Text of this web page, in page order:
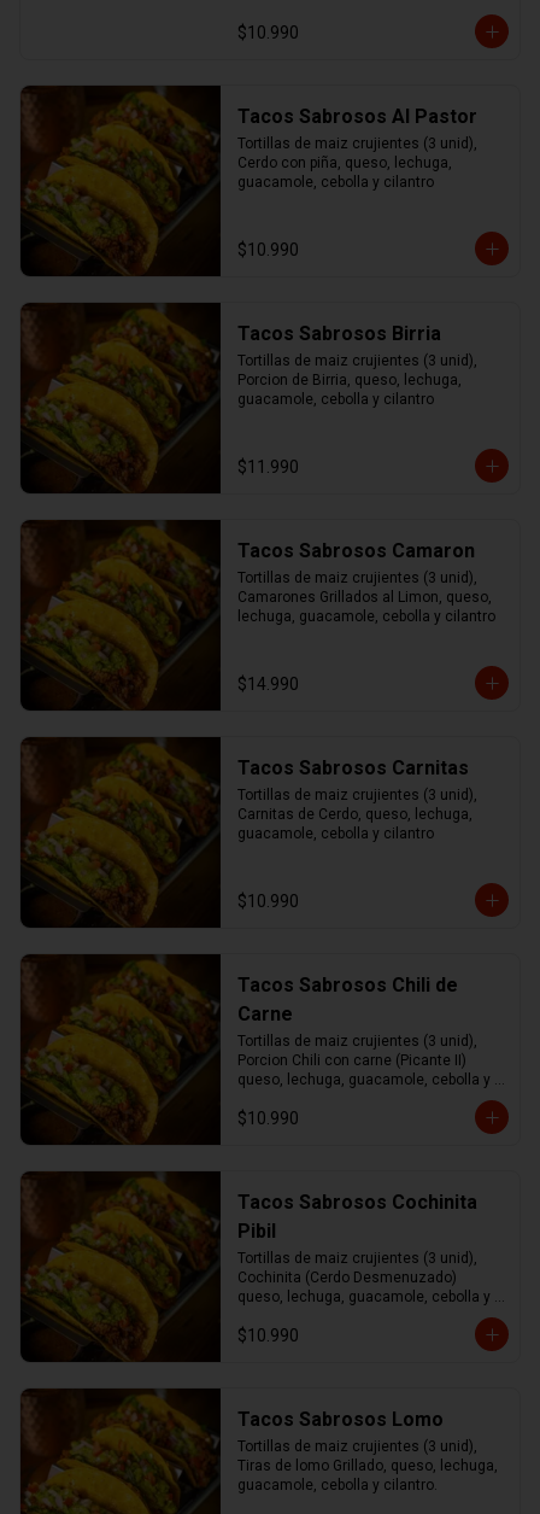
$10.990
Tacos Sabrosos Al Pastor
Tortillas de maiz crujientes (3 unid),
Cerdo con piña, queso, lechuga,
guacamole, cebolla y cilantro
$10.990
Tacos Sabrosos Birria
Tortillas de maiz crujientes (3 unid),
Porcion de Birria, queso, lechuga,
guacamole, cebolla y cilantro
$11.990
Tacos Sabrosos Camaron
Tortillas de maiz crujientes (3 unid),
Camarones Grillados al Limon, queso,
lechuga, guacamole, cebolla y cilantro
$14.990
Tacos Sabrosos Carnitas
Tortillas de maiz crujientes (3 unid),
Carnitas de Cerdo, queso, lechuga,
guacamole, cebolla y cilantro
$10.990
Tacos Sabrosos Chili de
Carne
Tortillas de maiz crujientes (3 unid),
Porcion Chili con carne (Picante II)
queso, lechuga, guacamole, cebolla y
$10.990
Tacos Sabrosos Cochinita
Pibil
Tortillas de maiz crujientes (3 unid),
Cochinita (Cerdo Desmenuzado)
queso, lechuga, guacamole, cebolla y
$10.990
Tacos Sabrosos Lomo
Tortillas de maiz crujientes (3 unid),
Tiras de lomo Grillado, queso, lechuga,
guacamole, cebolla y cilantro.